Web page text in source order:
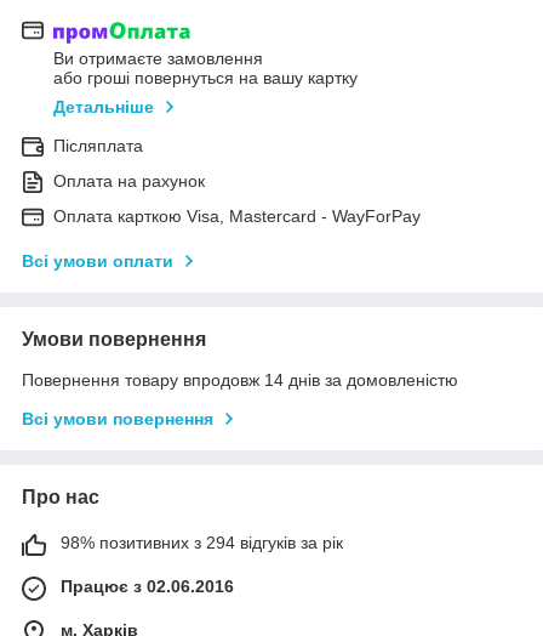
Ви отримаєте замовлення
або гроші повернуться на вашу картку
Детальніше
Післяплата
Оплата на рахунок
Оплата карткою Visa, Mastercard - WayForPay
Всі умови оплати
Умови повернення
Повернення товару впродовж 14 днів за домовленістю
Всі умови повернення
Про нас
98% позитивних з 294 відгуків за рік
Працює з 02.06.2016
м. Харків